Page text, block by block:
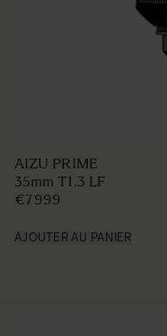
AIZU PRIME
35mm T1.3 LF
€7 999
AJOUTER AU PANIER